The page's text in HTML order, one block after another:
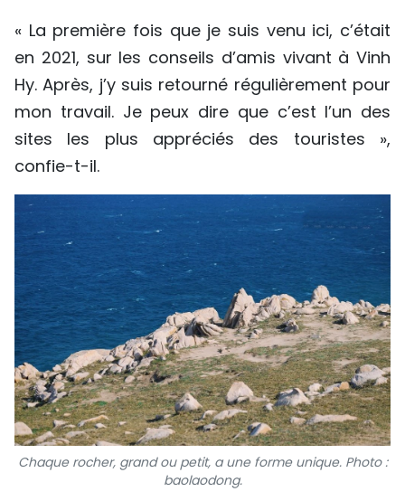
« La première fois que je suis venu ici, c’était
en 2021, sur les conseils d’amis vivant à Vinh
Hy. Après, j’y suis retourné régulièrement pour
mon travail. Je peux dire que c’est l’un des
sites les plus appréciés des touristes »,
confie-t-il.
Chaque rocher, grand ou petit, a une forme unique. Photo :
baolaodong.